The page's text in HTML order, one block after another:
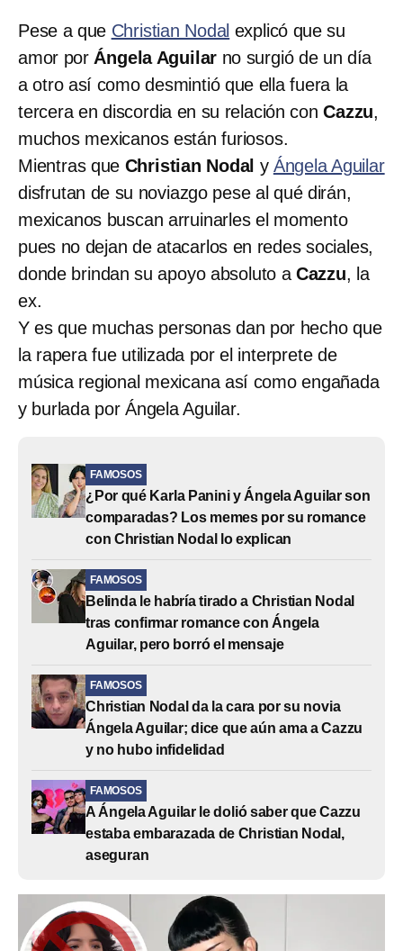
Pese a que Christian Nodal explicó que su
amor por Ángela Aguilar no surgió de un día
a otro así como desmintió que ella fuera la
tercera en discordia en su relación conCazzu,
muchos mexicanos están furiosos.
Mientras que Christian Nodal y Ángela Aguilar
disfrutan de su noviazgo pese al qué dirán,
mexicanos buscan arruinarles el momento
pues no dejan de atacarlos en redes sociales,
donde brindan su apoyo absoluto a Cazzu, la
ex.
Y es que muchas personas dan por hecho que
la rapera fue utilizada por el interprete de
música regional mexicana así como engañada
y burlada por Ángela Aguilar.
FAMOSOS
¿Por qué Karla Panini y Ángela Aguilar son
comparadas? Los memes por su romance
con Christian Nodal lo explican
FAMOSOS
Belinda le habría tirado a Christian Nodal
tras confirmar romance con Ángela
Aguilar, pero borró el mensaje
FAMOSOS
Christian Nodal da la cara por su novia
Ángela Aguilar; dice que aún ama a Cazzu
y no hubo infidelidad
FAMOSOS
A Ángela Aguilar le dolió saber que Cazzu
estaba embarazada de Christian Nodal,
aseguran